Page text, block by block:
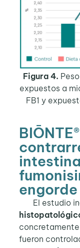
Figura 4.
expuestos a
FB1 y
engorde
El estudio
fueron